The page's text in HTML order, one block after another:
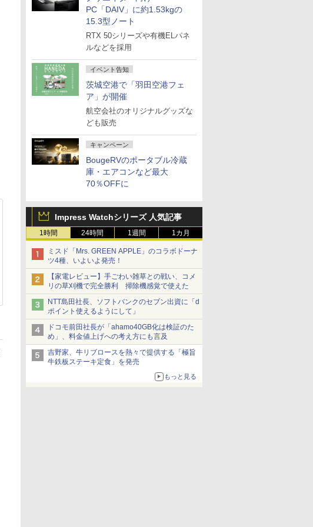
PC「DAIV」に約1.53kgの
15.3型ノート
RTX 50シリーズや有機ELパネ
ルなどを採用
イベント告知
茨城空港で「羽田空港フェ
ア」が開催
航空会社のオリジナルグッズな
ども販売
キャンペーン
BougeRVのポータブル冷蔵
庫・エアコンなど最大
70％OFFに
Impress Watchシリーズ 人気記事
1時間 24時間 1週間 1カ月
ミスド「Mrs. GREEN APPLE」のコラボドーナ
ツ4種、いよいよ発売！
【家電レビュー】手ごわい雑草との戦い、コメ
リの草刈機で完全勝利 掃除機感覚で使えた
NTT島田社長、ソフトバンクのセブン出資に「d
ポイント使えるようにして」
ドコモ前田社長が「ahamo40GB化は検証のた
め」、料金値上げへの考え方にも言及
吉野家、牛リブロースを熱々で提供する「極旨
牛鉄板ステーキ定食」を発売
もっと見る